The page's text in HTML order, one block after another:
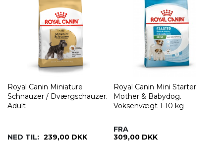
Royal Canin Miniature
Schnauzer / Dværgschauzer.
Adult
NED TIL: 239,00 DKK
Royal Canin Mini Starter
Mother & Babydog.
Voksenvægt 1-10 kg
FRA
309,00 DKK